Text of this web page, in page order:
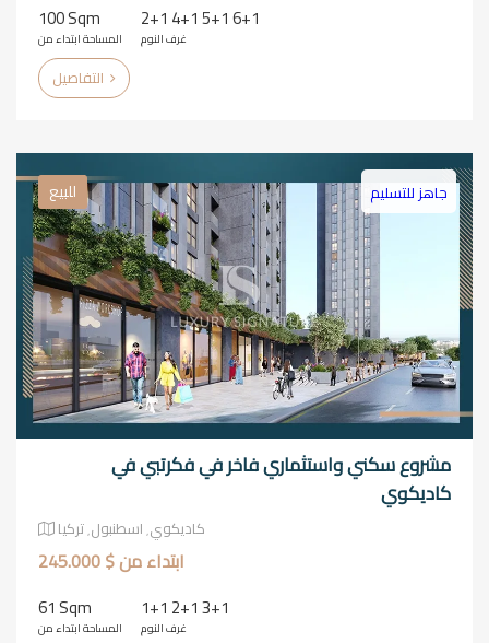
100 Sqm
المساحة ابتداء من
2+1 4+1 5+1 6+1
غرف النوم
للبيع جاهز للتسليم
مشروع سكني واستثماري فاخر في فكرتبي في
كاديكوي
كاديكوي٬ اسطنبول٬ تركيا
ابتداء من $ 245.000
61 Sqm
المساحة ابتداء من
1+1 2+1 3+1
غرف النوم